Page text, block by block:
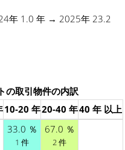
年 1.0 年 → 2025年 23.2
の取引物件の内訳
10-20 年20-40 年40 年 以上
33.0 ％
1 件
67.0 ％
2 件